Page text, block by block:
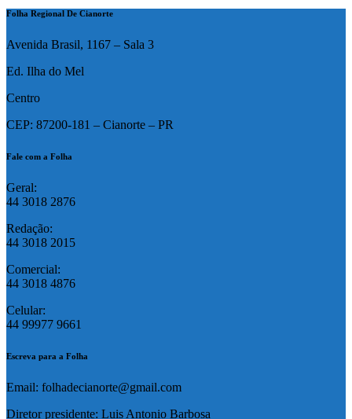
Folha Regional De Cianorte
Avenida Brasil, 1167 – Sala 3
Ed. Ilha do Mel
Centro
CEP: 87200-181 – Cianorte – PR
Fale com a Folha
Geral:
44 3018 2876
Redação:
44 3018 2015
Comercial:
44 3018 4876
Celular:
44 99977 9661
Escreva para a Folha
Email: folhadecianorte@gmail.com
Diretor presidente: Luis Antonio Barbosa